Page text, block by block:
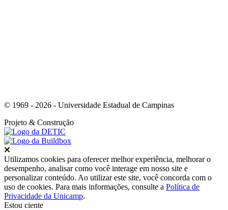
© 1969 - 2026 - Universidade Estadual de Campinas
Projeto & Construção
Utilizamos cookies para oferecer melhor experiência, melhorar o
desempenho, analisar como você interage em nosso site e
personalizar conteúdo. Ao utilizar este site, você concorda com o
uso de cookies. Para mais informações, consulte a Política de
Privacidade da Unicamp.
Estou ciente